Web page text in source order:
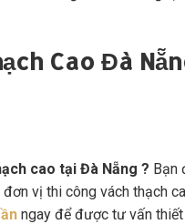
Cao Đà
cao tại Đà Nẵng ? Bạn
vị thi công vách thạch
ngay để được tư vấn